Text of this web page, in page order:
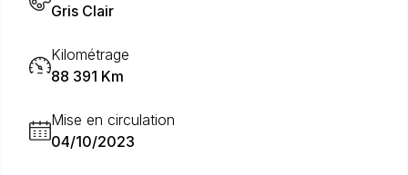
Gris Clair
Kilométrage
88 391 Km
Mise en circulation
04/10/2023